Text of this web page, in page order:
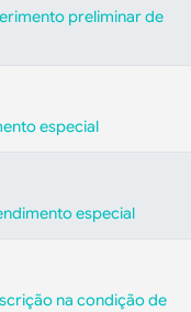
preliminar de
especial
especial
na condição de